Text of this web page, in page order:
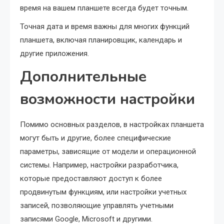
время на вашем планшете всегда будет точным.
Точная дата и время важны для многих функций
планшета, включая планировщик, календарь и
другие приложения.
Дополнительные
возможности настройки
Помимо основных разделов, в настройках планшета
могут быть и другие, более специфические
параметры, зависящие от модели и операционной
системы. Например, настройки разработчика,
которые предоставляют доступ к более
продвинутым функциям, или настройки учетных
записей, позволяющие управлять учетными
записями Google, Microsoft и другими.